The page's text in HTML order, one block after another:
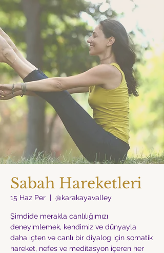
Sabah Hareketleri
15 Haz Per
  |
@karakayavalley
Şimdide merakla canlılığımızı
deneyimlemek, kendimiz ve dünyayla
daha içten ve canlı bir diyalog için somatik
hareket, nefes ve meditasyon içeren her